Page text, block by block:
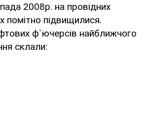
2008р. на провідних
помітно підвищилися.
ф`ючерсів найближчого
склали: